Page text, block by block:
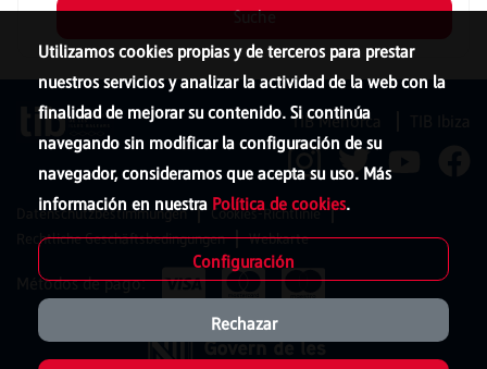
Utilizamos cookies propias y de terceros para prestar
nuestros servicios y analizar la actividad de la web con la
finalidad de mejorar su contenido. Si continúa
navegando sin modificar la configuración de su
navegador, consideramos que acepta su uso. Más
información en nuestra Política de cookies.
Configuración
Rechazar
TIB Menorca
Datenschutzbestimmungen
Cookies-Richtlinie
Rechtliche Geschäftsbedingungen
Webkarte
Métodos de pago: